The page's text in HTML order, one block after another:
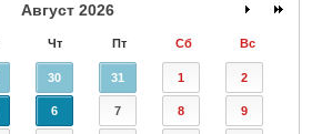
Август 2026
Чт Пт Сб Вс
30 31 1 2
6 7 8 9